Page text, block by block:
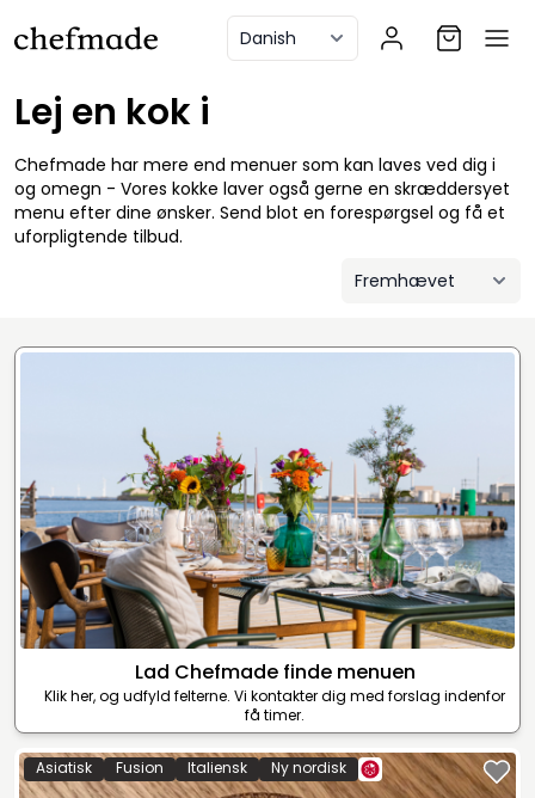
Lej en kok i
Chefmade har mere end menuer som kan laves ved dig i
og omegn - Vores kokke laver også gerne en skræddersyet
menu efter dine ønsker. Send blot en forespørgsel og få et
uforpligtende tilbud.
Lad Chefmade finde menuen
Klik her, og udfyld felterne. Vi kontakter dig med forslag indenfor
få timer.
Asiatisk Fusion Italiensk Ny nordisk